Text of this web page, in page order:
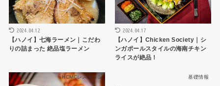
2024.04.12
【ハノイ】七海ラーメン｜こだわ
りの詰まった 絶品塩ラーメン
2024.04.17
【ハノイ】Chicken Society｜シ
ンガポールスタイルの海南チキン
ライスが絶品！
HCMCレストラン 基礎情報